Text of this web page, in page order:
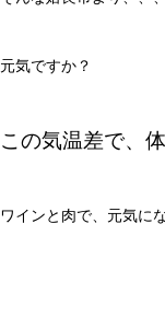
元気ですか？
この気温差で、
ワインと肉で、元気に